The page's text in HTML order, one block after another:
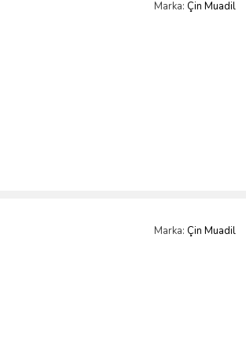
Marka: Çin Muadil
Marka: Çin Muadil